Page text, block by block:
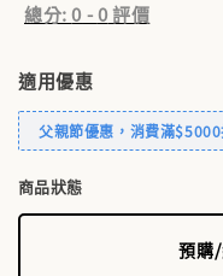
總分:0 -0評價
適用優惠
父親節優惠，消費滿
商品狀態
預購